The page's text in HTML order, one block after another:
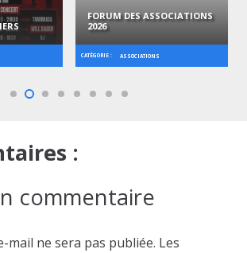
CATÉGORIE : ASSOCIATIONS
FORUM DES ASSOCIATIONS
2026
:
commentaire
mail ne sera pas publiée. Les